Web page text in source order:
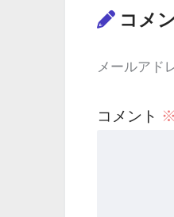
コメ
メールアド
コメント ※